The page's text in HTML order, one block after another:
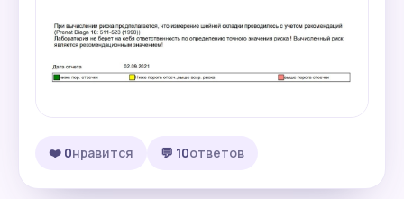
❤️ 0нравится 💬 10ответов